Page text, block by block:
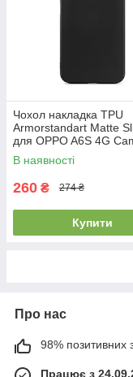
Чохол накладка TPU
Armorstandart Matte
для OPPO A6S 4G
cover Black
В наявності
260 ₴ 274 ₴
Купити
Про нас
98% позитивних з
Працює з